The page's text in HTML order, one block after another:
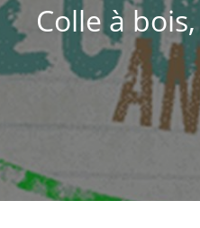
Colle à